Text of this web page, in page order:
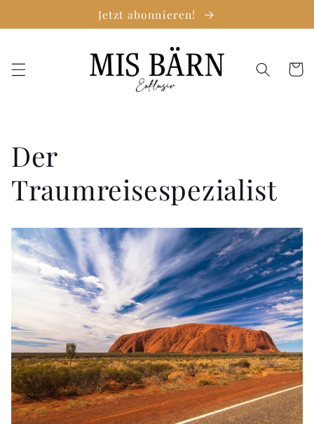
Inhalt
Jetzt abonnieren!
Der
Traumreisespezialist